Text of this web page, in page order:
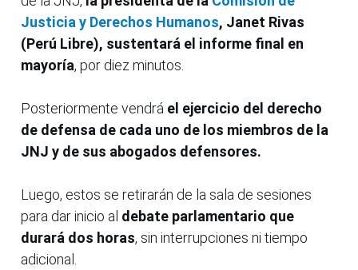
Justicia y Derechos Humanos, Janet Rivas
(Perú Libre), sustentará el informe final en
mayoría, por diez minutos.
Posteriormente vendrá el ejercicio del derecho
de defensa de cada uno de los miembros de la
JNJ y de sus abogados defensores.
Luego, estos se retirarán de la sala de sesiones
para dar inicio al debate parlamentario que
durará dos horas, sin interrupciones ni tiempo
adicional.